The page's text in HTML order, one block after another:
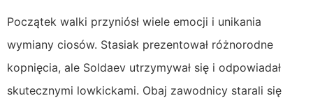
Początek walki przyniósł wiele emocji i unikania
wymiany ciosów. Stasiak prezentował różnorodne
kopnięcia, ale Soldaev utrzymywał się i odpowiadał
skutecznymi lowkickami. Obaj zawodnicy starali się